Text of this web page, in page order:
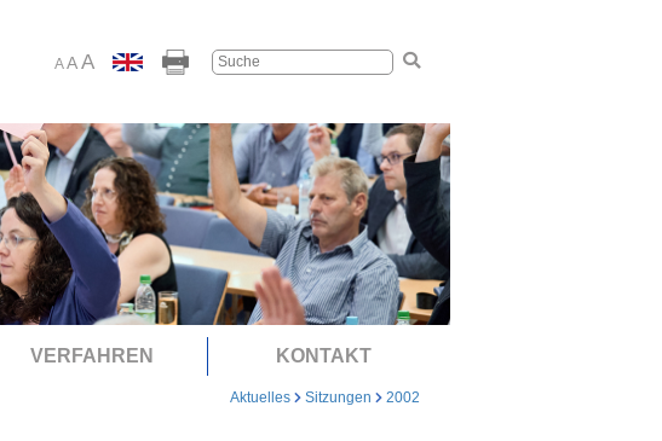
A AA
VERFAHREN KONTAKT
Aktuelles Sitzungen 2002